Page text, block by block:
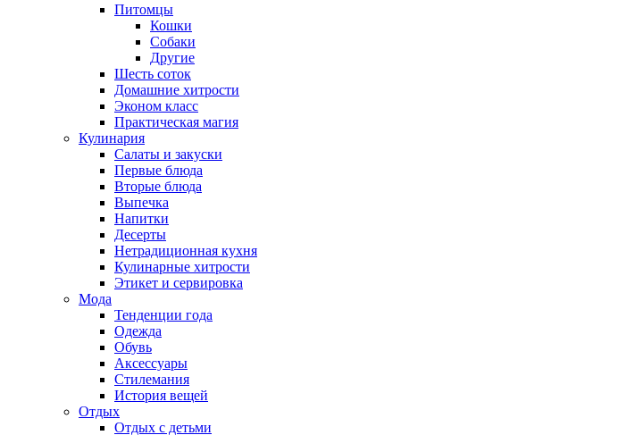
Питомцы
Кошки
Собаки
Другие
Шесть соток
Домашние хитрости
Эконом класс
Практическая магия
Кулинария
Салаты и закуски
Первые блюда
Вторые блюда
Выпечка
Напитки
Десерты
Нетрадиционная кухня
Кулинарные хитрости
Этикет и сервировка
Мода
Тенденции года
Одежда
Обувь
Аксессуары
Стилемания
История вещей
Отдых
Отдых с детьми